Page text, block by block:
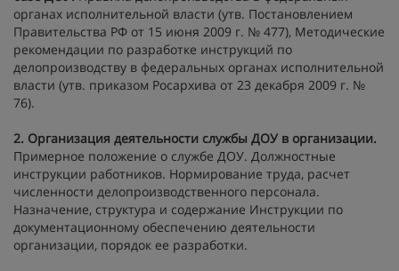
органах исполнительной власти (утв. Постановлением
Правительства РФ от 15 июня 2009 г. № 477), Методические
рекомендации по разработке инструкций по
делопроизводству в федеральных органах исполнительной
власти (утв. приказом Росархива от 23 декабря 2009 г. №
76).
2. Организация деятельности службы ДОУ в организации.
Примерное положение о службе ДОУ. Должностные
инструкции работников. Нормирование труда, расчет
численности делопроизводственного персонала.
Назначение, структура и содержание Инструкции по
документационному обеспечению деятельности
организации, порядок ее разработки.